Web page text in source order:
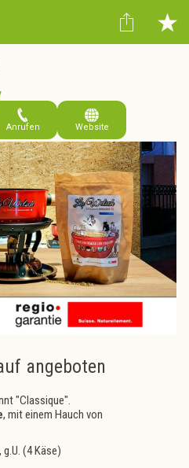
Anrufen Website
angeboten
"Classique".
, mit einem Hauch von
(4 Käse)